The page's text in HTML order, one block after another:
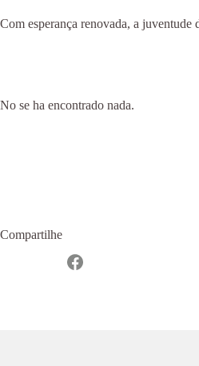
Com esperança renovada, a
No se ha encontrado nada.
Compartilhe